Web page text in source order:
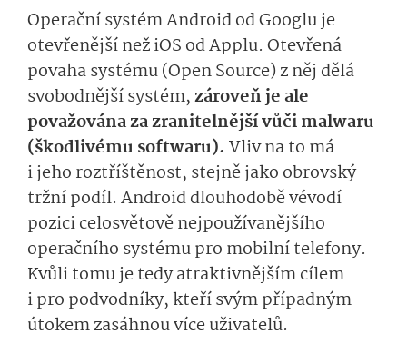
Operační systém Android od Googlu je
otevřenější než iOS od Applu. Otevřená
povaha systému (Open Source) z něj dělá
svobodnější systém,zároveň je ale
považována za zranitelnější vůči malwaru
(škodlivému softwaru). Vliv na to má
i jeho roztříštěnost, stejně jako obrovský
tržní podíl. Android dlouhodobě vévodí
pozici celosvětově nejpoužívanějšího
operačního systému pro mobilní telefony.
Kvůli tomu je tedy atraktivnějším cílem
i pro podvodníky, kteří svým případným
útokem zasáhnou více uživatelů.